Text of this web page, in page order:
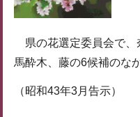
県の花選定委員会で、
馬酔木、藤の6候補のな
（昭和43年3月告示）